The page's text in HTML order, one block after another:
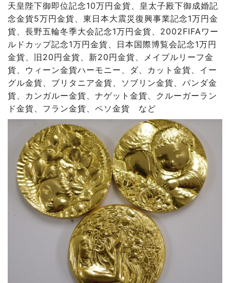
天皇陛下御即位記念10万円金貨、皇太子殿下御成婚記
念金貨5万円金貨、東日本大震災復興事業記念1万円金
貨、長野五輪冬季大会記念1万円金貨、2002FIFAワー
ルドカップ記念1万円金貨、日本国際博覧会記念1万円
金貨、旧20円金貨、新20円金貨、メイプルリーフ金
貨、ウィーン金貨ハーモニー、ダ、カット金貨、イー
グル金貨、ブリタニア金貨、ソブリン金貨、パンダ金
貨、カンガルー金貨、ナゲット金貨、クルーガーラン
ド金貨、フラン金貨、ペソ金貨 など